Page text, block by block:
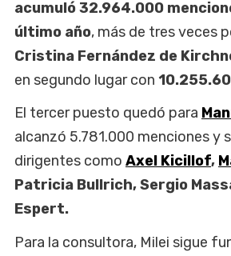
acumuló 32.964.000
último año, más de tres veces
Cristina Fernández de
en segundo lugar con
El tercer puesto quedó para
alcanzó 5.781.000 menciones y
dirigentes como Axel Kicillof,
Patricia Bullrich, Sergio
Espert.
Para la consultora, Milei sigue